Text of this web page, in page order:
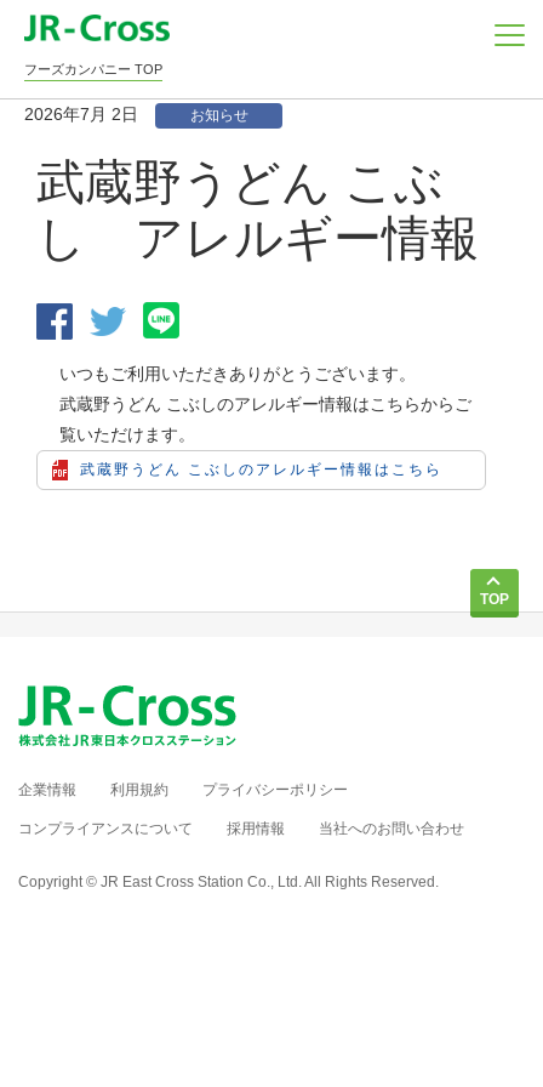
フーズカンパニー TOP
2026年7月 2日 お知らせ
武蔵野うどん こぶ
し アレルギー情報
いつもご利用いただきありがとうございます。
武蔵野うどん こぶしのアレルギー情報はこちらからご
覧いただけます。
武蔵野うどん こぶしのアレルギー情報はこちら
TOP
企業情報 利用規約 プライバシーポリシー
コンプライアンスについて 採用情報 当社へのお問い合わせ
Copyright © JR East Cross Station Co., Ltd. All Rights Reserved.